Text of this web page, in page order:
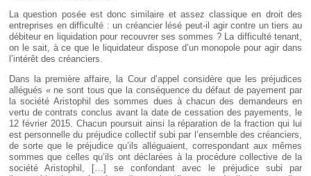
La question posée est donc similaire et assez classique en droit des
entreprises en difficulté : un créancier lésé peut-il agir contre un tiers au
débiteur en liquidation pour recouvrer ses sommes ? La difficulté tenant,
on le sait, à ce que le liquidateur dispose d’un monopole pour agir dans
l’intérêt des créanciers.
Dans la première affaire, la Cour d’appel considère que les préjudices
allégués « ne sont tous que la conséquence du défaut de payement par
la société Aristophil des sommes dues à chacun des demandeurs en
vertu de contrats conclus avant la date de cessation des payements, le
12 février 2015. Chacun poursuit ainsi la réparation de la fraction qui lui
est personnelle du préjudice collectif subi par l’ensemble des créanciers,
de sorte que le préjudice qu’ils alléguaient, correspondant aux mêmes
sommes que celles qu’ils ont déclarées à la procédure collective de la
société Aristophil, […] se confondant avec le préjudice subi par